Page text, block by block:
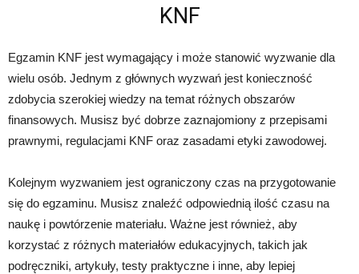
KNF
Egzamin KNF jest wymagający i może stanowić wyzwanie dla
wielu osób. Jednym z głównych wyzwań jest konieczność
zdobycia szerokiej wiedzy na temat różnych obszarów
finansowych. Musisz być dobrze zaznajomiony z przepisami
prawnymi, regulacjami KNF oraz zasadami etyki zawodowej.
Kolejnym wyzwaniem jest ograniczony czas na przygotowanie
się do egzaminu. Musisz znaleźć odpowiednią ilość czasu na
naukę i powtórzenie materiału. Ważne jest również, aby
korzystać z różnych materiałów edukacyjnych, takich jak
podręczniki, artykuły, testy praktyczne i inne, aby lepiej